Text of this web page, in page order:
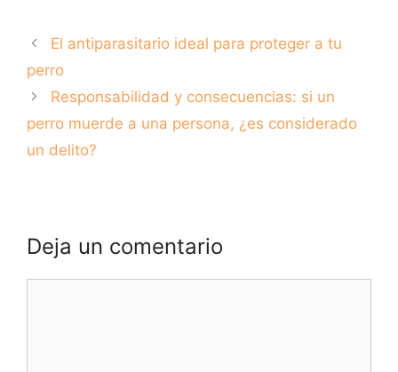
garantizar la
seguridad de tu
mascota
El antiparasitario ideal para proteger a tu
perro
Responsabilidad y consecuencias: si un
perro muerde a una persona, ¿es considerado
un delito?
Deja un comentario